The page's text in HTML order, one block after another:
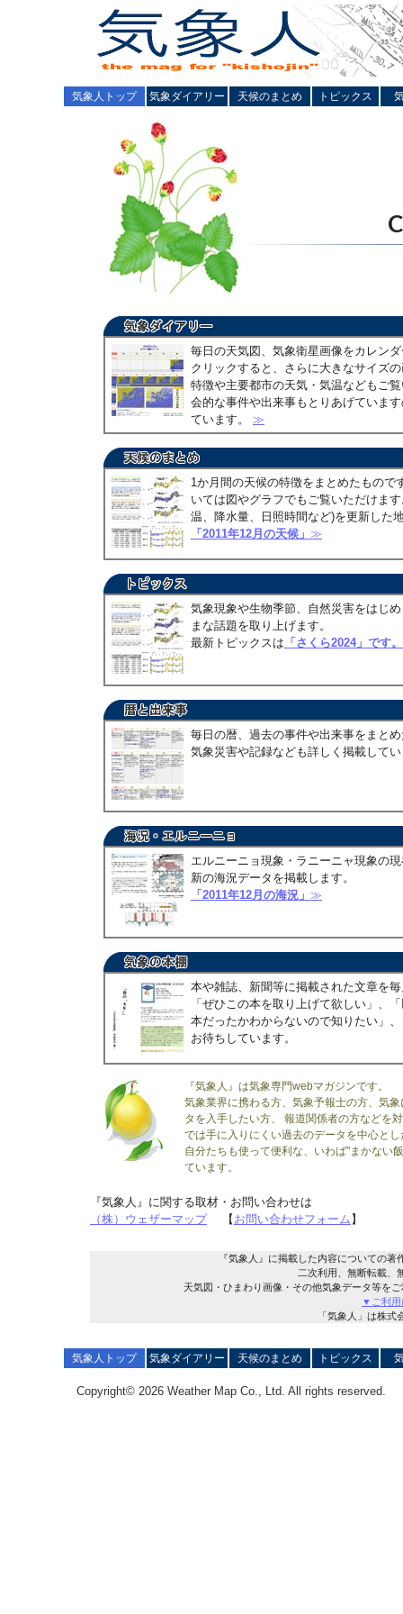
気象人トップ 気象ダイアリー 天候のまとめ トピックス
毎日の天気図、気象衛星画像をカレン
クリックすると、さらに大きなサイズ
特徴や主要都市の天気・気温などもご
会的な事件や出来事もとりあげていま
ています。 ≫
1か月間の天候の特徴をまとめたもので
いては図やグラフでもご覧いただけま
温、降水量、日照時間など)を更新した
「2011年12月の天候」 ≫
気象現象や生物季節、自然災害をはじ
まな話題を取り上げます。
最新トピックスは 「さくら2024」です。
毎日の暦、過去の事件や出来事をまと
気象災害や記録なども詳しく掲載して
エルニーニョ現象・ラニーニャ現象の
新の海況データを掲載します。
「2011年12月の海況」 ≫
本や雑誌、新聞等に掲載された文章を
「ぜひこの本を取り上げて欲しい」、
本だったかわからないので知りたい」
お待ちしています。
『気象人』は気象専門webマガジンです。
気象業界に携わる方、気象予報士の方、気
タを入手したい方、 報道関係者の方などを
では手に入りにくい過去のデータを中心と
自分たちも使って便利な、いわば"まかない
ています。
『気象人』に関する取材・お問い合わせは
（株）ウェザーマップ【 お問い合わせフォーム 】
『気象人』に掲載した内容についての
二次利用、無断転載、
天気図・ひまわり画像・その他気象データ等を
▼ご利用
「気象人」は株
気象人トップ 気象ダイアリー 天候のまとめ トピックス
Copyright© 2026 Weather Map Co., Ltd. All rights reserved.